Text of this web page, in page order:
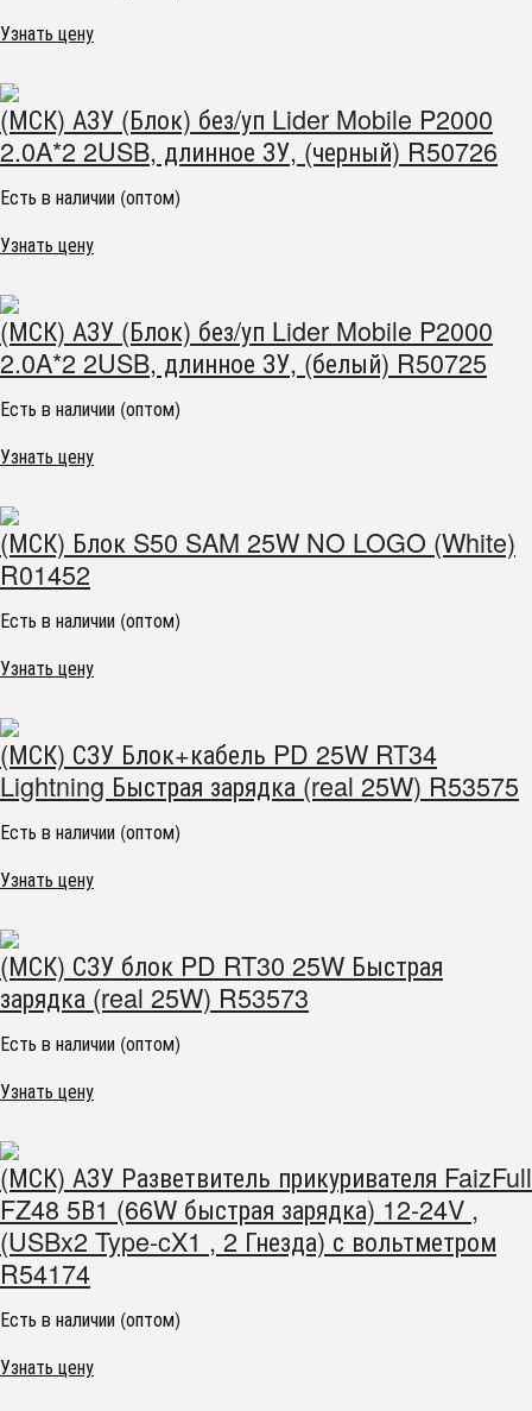
Узнать цену
(МСК) АЗУ (Блок) без/уп Lider Mobile P2000
2.0A*2 2USB, длинное ЗУ, (черный) R50726
Есть в наличии (оптом)
Узнать цену
(МСК) АЗУ (Блок) без/уп Lider Mobile P2000
2.0A*2 2USB, длинное ЗУ, (белый) R50725
Есть в наличии (оптом)
Узнать цену
(МСК) Блок S50 SAM 25W NO LOGO (White)
R01452
Есть в наличии (оптом)
Узнать цену
(МСК) СЗУ Блок+кабель PD 25W RT34
Lightning Быстрая зарядка (real 25W) R53575
Есть в наличии (оптом)
Узнать цену
(МСК) СЗУ блок PD RT30 25W Быстрая
зарядка (real 25W) R53573
Есть в наличии (оптом)
Узнать цену
(МСК) АЗУ Разветвитель прикуривателя FaizFull
FZ48 5В1 (66W быстрая зарядка) 12-24V ,
(USBx2 Type-cX1 , 2 Гнезда) с вольтметром
R54174
Есть в наличии (оптом)
Узнать цену